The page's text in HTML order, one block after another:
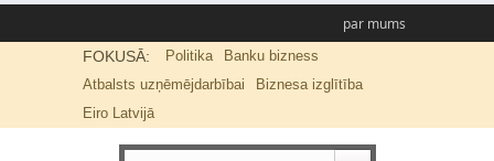
par mums
FOKUSĀ: Politika
Banku bizness
Atbalsts uzņēmējdarbībai
Biznesa izglītība
Eiro Latvijā